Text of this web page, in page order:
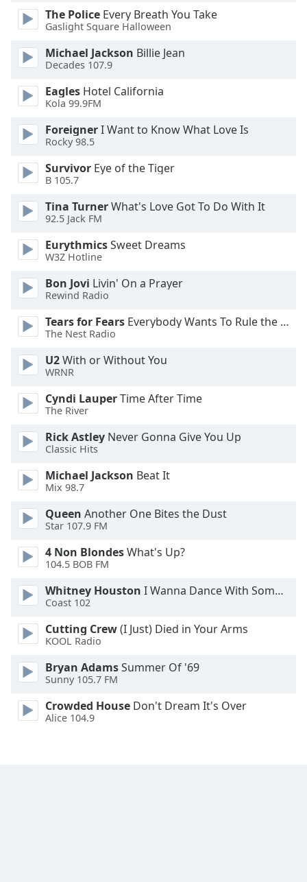
dialog
Escape
close
window.
Color
Background
Color
Opacity
Caption
Area
Background
Edge
Style
Font
Family
Reset
Done
Close
The Police Every Breath You Take
Gaslight Square Halloween
Michael Jackson Billie Jean
Decades 107.9
Eagles Hotel California
Kola 99.9FM
ForeignerI Want to Know What Love Is
Rocky 98.5
Survivor Eye of the Tiger
B 105.7
Tina TurnerWhat's Love Got To Do With It
92.5 Jack FM
EurythmicsSweet Dreams
W3Z Hotline
Bon Jovi Livin' On a Prayer
Rewind Radio
Tears for Fears Everybody Wants To Rule the World
The Nest Radio
U2With or Without You
WRNR
Cyndi LauperTime After Time
The River
Rick Astley Never Gonna Give You Up
Classic Hits
Michael Jackson Beat It
Mix 98.7
Queen Another One Bites the Dust
Star 107.9 FM
4 Non BlondesWhat's Up?
104.5 BOB FM
Whitney Houston I Wanna Dance With Somebody
Coast 102
Cutting Crew(I Just) Died in Your Arms
KOOL Radio
Bryan AdamsSummer Of '69
Sunny 105.7 FM
Crowded House Don't Dream It's Over
Alice 104.9